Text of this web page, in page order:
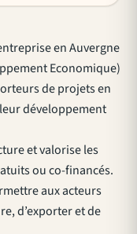
en Auvergne
Economique)
de projets en
développement
et valorise les
ou co-financés.
aux acteurs
d’exporter et de